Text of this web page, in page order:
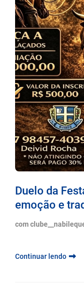
Duelo da
emoção e
com
Continuar lendo